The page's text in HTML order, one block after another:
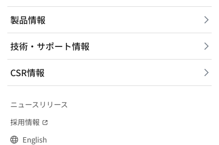
製品情報
技術・サポート情報
CSR情報
ニュースリリース
採用情報
English